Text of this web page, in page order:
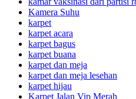
Kamera Suhu
karpet
karpet acara
karpet bagus
karpet buana
karpet dan meja
karpet dan meja lesehan
karpet hijau
Karpet Jalan Vip Merah